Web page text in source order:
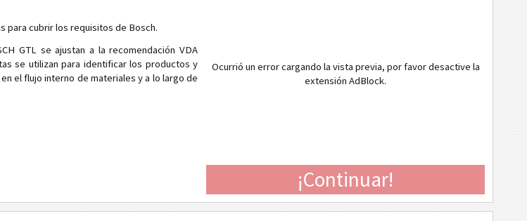
para cubrir los requisitos de Bosch.
GTL se ajustan a la recomendación VDA
se utilizan para identificar los productos y
el flujo interno de materiales y a lo largo de
Ocurrió un error cargando la vista previa, por favor desactive la
extensión AdBlock.
¡Continuar!